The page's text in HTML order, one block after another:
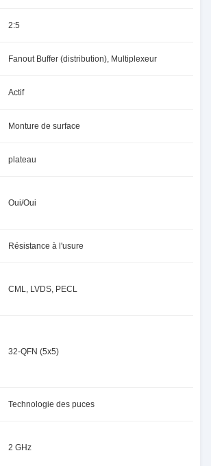
2:5
Fanout Buffer (distribution), Multiplexeur
Actif
Monture de surface
plateau
Oui/Oui
Résistance à l'usure
CML, LVDS, PECL
32-QFN (5x5)
Technologie des puces
2 GHz